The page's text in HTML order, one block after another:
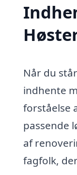
Når du
indhente
forståelse
passende
af
fagfolk,